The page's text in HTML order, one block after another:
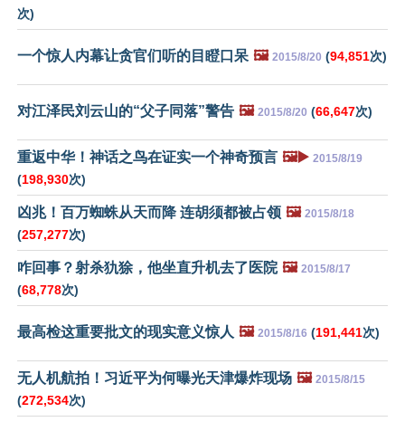
次)
一个惊人内幕让贪官们听的目瞪口呆 🖼️ 2015/8/20 (94,851次)
对江泽民刘云山的“父子同落”警告 🖼️ 2015/8/20 (66,647次)
重返中华！神话之鸟在证实一个神奇预言 🖼️▶️ 2015/8/19
(198,930次)
凶兆！百万蜘蛛从天而降 连胡须都被占领 🖼️ 2015/8/18
(257,277次)
咋回事？射杀犰狳，他坐直升机去了医院 🖼️ 2015/8/17
(68,778次)
最高检这重要批文的现实意义惊人 🖼️ 2015/8/16 (191,441次)
无人机航拍！习近平为何曝光天津爆炸现场 🖼️ 2015/8/15
(272,534次)